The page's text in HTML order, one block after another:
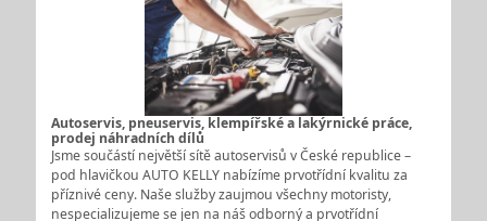
Autoservis, pneuservis, klempířské a lakýrnické práce,
prodej náhradních dílů
Jsme součástí největší sítě autoservisů v České republice –
pod hlavičkou AUTO KELLY nabízíme prvotřídní kvalitu za
příznivé ceny. Naše služby zaujmou všechny motoristy,
nespecializujeme se jen na náš odborný a prvotřídní